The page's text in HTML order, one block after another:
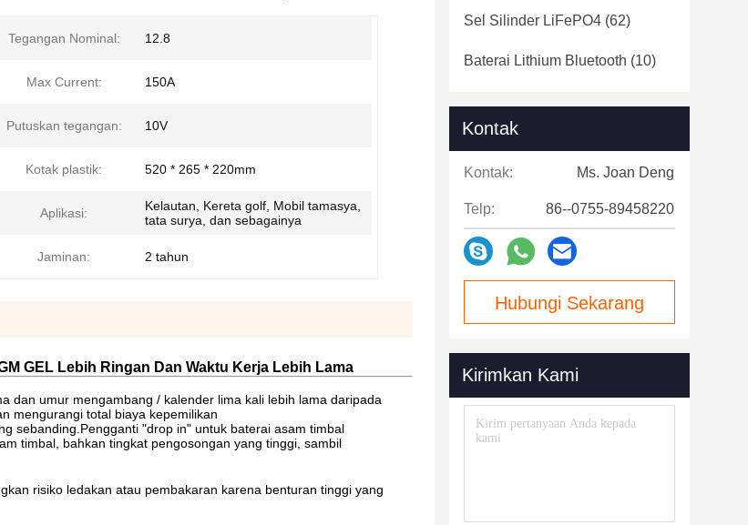
Tegangan Nominal: 12.8
Max Current: 150A
Putuskan tegangan: 10V
Kotak plastik: 520 * 265 * 220mm
Aplikasi:
Kelautan, Kereta golf, Mobil tamasya,
tata surya, dan sebagainya
Jaminan: 2 tahun
GEL Lebih Ringan Dan Waktu Kerja Lebih Lama
dan umur mengambang / kalender lima kali lebih lama daripada
mengurangi total biaya kepemilikan
sebanding.Pengganti "drop in" untuk baterai asam timbal
timbal, bahkan tingkat pengosongan yang tinggi, sambil
risiko ledakan atau pembakaran karena benturan tinggi yang
Sel Silinder LiFePO4 (62)
Baterai Lithium Bluetooth (10)
Kontak
Kontak: Ms. Joan Deng
Telp: 86--0755-89458220
Hubungi Sekarang
Kirimkan Kami